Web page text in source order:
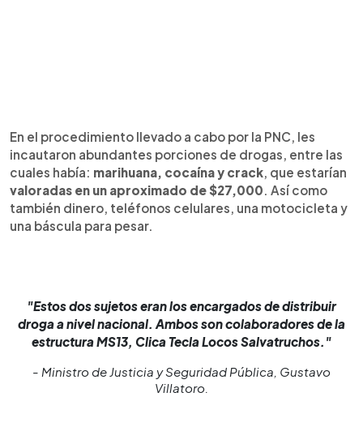
En el procedimiento llevado a cabo por la PNC, les
incautaron abundantes porciones de drogas, entre las
cuales había: marihuana, cocaína y crack, que estarían
valoradas en un aproximado de $27,000. Así como
también dinero, teléfonos celulares, una motocicleta y
una báscula para pesar.
"Estos dos sujetos eran los encargados de distribuir
droga a nivel nacional. Ambos son colaboradores de la
estructura MS13, Clica Tecla Locos Salvatruchos."
- Ministro de Justicia y Seguridad Pública, Gustavo
Villatoro.